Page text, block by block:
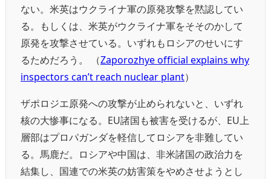
ない。米英はウクライナ軍の原発攻撃を黙認してい
る。もしくは、米英がウクライナ軍をそそのかして
原発を攻撃させている。いずれもロシアのせいにす
るためだろう。 （Zaporozhye official explains why
inspectors can’t reach nuclear plant）
ザポロジエ原発への攻撃が止められないと、いずれ
核の大惨事になる。EU諸国も被害を受けるが、EU上
層部はプロパガンダを軽信してロシアを非難してい
る。馬鹿だ。ロシアや中国は、非米諸国の政治力を
結集し、国連での米英の妨害策をやめさせようとし